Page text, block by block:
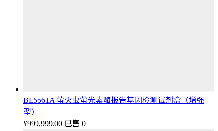
BL5561A 萤火虫萤光素酶报告基因检测试剂盒（增强
型）
¥999,999.00 已售 0